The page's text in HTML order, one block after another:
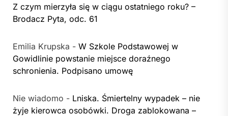
Z czym mierzyła się w ciągu ostatniego roku? –
Brodacz Pyta, odc. 61
Emilia Krupska - W Szkole Podstawowej w
Gowidlinie powstanie miejsce doraźnego
schronienia. Podpisano umowę
Nie wiadomo - Lniska. Śmiertelny wypadek – nie
żyje kierowca osobówki. Droga zablokowana –